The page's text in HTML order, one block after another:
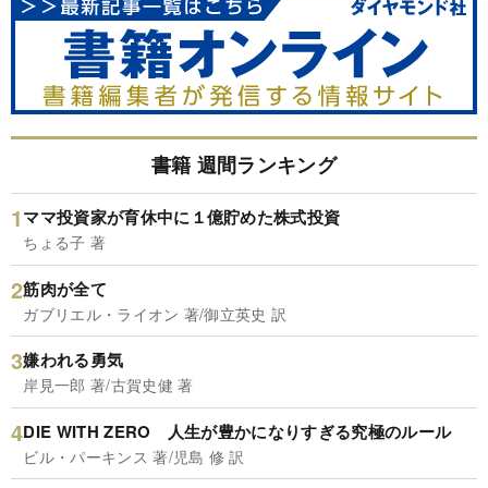
書籍 週間ランキング
ママ投資家が育休中に１億貯めた株式投資
ちょる子 著
筋肉が全て
ガブリエル・ライオン 著/御立英史 訳
嫌われる勇気
岸見一郎 著/古賀史健 著
DIE WITH ZERO 人生が豊かになりすぎる究極のルール
ビル・パーキンス 著/児島 修 訳